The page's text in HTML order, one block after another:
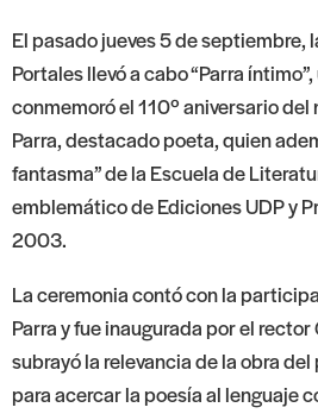
El pasado jueves 5 de septiembre,
Portales llevó a cabo “Parra
conmemoró el 110º aniversario
Parra, destacado poeta, quien
fantasma” de la Escuela de
emblemático de Ediciones UDP y
2003.
La ceremonia contó con la
Parra y fue inaugurada por el
subrayó la relevancia de la obra
para acercar la poesía al lenguaje